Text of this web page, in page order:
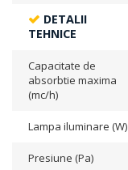
DETALII
TEHNICE
Capacitate de
absorbtie maxima
(mc/h)
Lampa iluminare (W)
Presiune (Pa)